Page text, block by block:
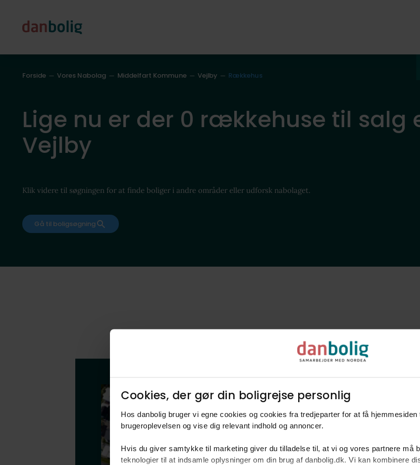
Cookies, der gør din boligrejse personlig​
Hos danbolig bruger vi egne cookies og cookies fra tredjeparter for at få
brugeroplevelsen og vise dig relevant indhold og annoncer.​
Hvis du giver samtykke til marketing giver du tilladelse til, at vi og vores partnere må
teknologier til at indsamle oplysninger om din brug af danbolig.dk. Vi kan kombinere
Forside Vores Nabolag Middelfart Kommune Vejlby Rækkehus
Lige nu er der 0 rækkehuse til salg
Vejlby
Klik videre til søgningen for at finde boliger i andre områder eller udforsk nabolaget.
Gå til boligsøgning
Bliv klogere
nye naboer
nabolag